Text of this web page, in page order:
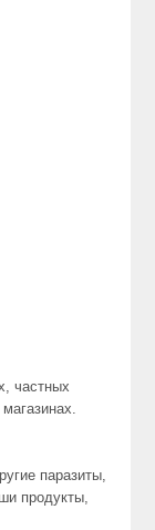
частных
паразиты,
продукты,